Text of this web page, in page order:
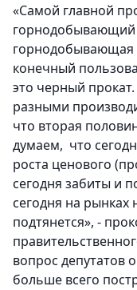
«Самой главной
горнодобывающий
горнодобывающая
конечный
это черный
разными
что вторая
думаем, что
роста ценового
сегодня забиты и
сегодня на рынках
подтянется», -
вопрос депутатов
больше всего